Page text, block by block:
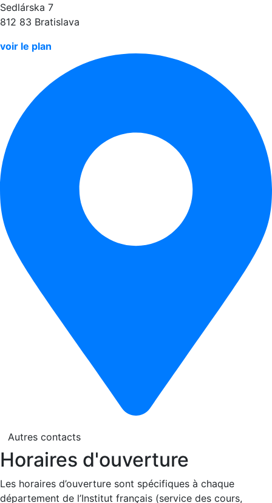
Sedlárska 7
812 83 Bratislava
voir le plan
Autres contacts
Horaires d'ouverture
Les horaires d’ouverture sont spécifiques à chaque
département de l’Institut français (service des cours,